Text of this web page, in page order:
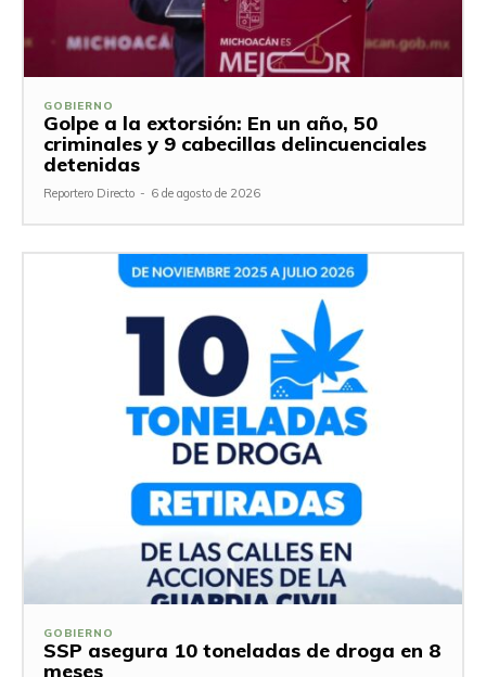
GOBIERNO
Golpe a la extorsión: En un año, 50
criminales y 9 cabecillas delincuenciales
detenidas
Reportero Directo - 6 de agosto de 2026
GOBIERNO
SSP asegura 10 toneladas de droga en 8
meses